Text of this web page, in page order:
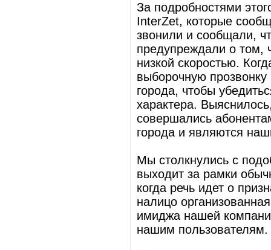
За подробностями
InterZet, которые
звонили и сообщали,
предупреждали о том,
низкой скоростью.
выборочную
города, чтобы
характера.
совершались
города и являются
Мы столкнулись с
выходит за рамки
когда речь идет о
налицо
имиджа нашей
нашим пользователям.